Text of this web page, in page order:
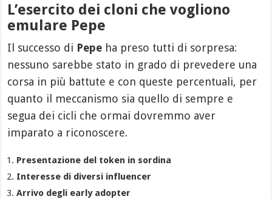
L’esercito dei cloni che vogliono
emulare Pepe
Il successo di Pepe ha preso tutti di sorpresa:
nessuno sarebbe stato in grado di prevedere una
corsa in più battute e con queste percentuali, per
quanto il meccanismo sia quello di sempre e
segua dei cicli che ormai dovremmo aver
imparato a riconoscere.
Presentazione del token in sordina
Interesse di diversi influencer
Arrivo degli early adopter